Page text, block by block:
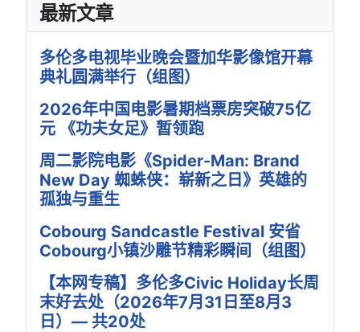
最新文章
多伦多电视毕业晚会暨加华影像馆开幕
典礼圆满举行（组图）
2026年中国电影暑期档票房突破75亿
元 《功夫女足》暂领跑
周二影院电影《Spider-Man: Brand
New Day 蜘蛛侠：崭新之日》英雄的
孤独与重生
Cobourg Sandcastle Festival 安省
Cobourg小镇沙雕节精彩瞬间（组图）
【本网专稿】多伦多Civic Holiday长周
末好去处（2026年7月31日至8月3
日）— 共20处